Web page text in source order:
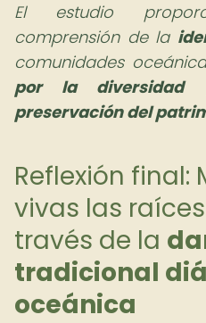
El estudio
comprensión de la
comunidades
por la diversidady
preservación del
Reflexión final:
vivas las
través de la
tradicional
oceánica